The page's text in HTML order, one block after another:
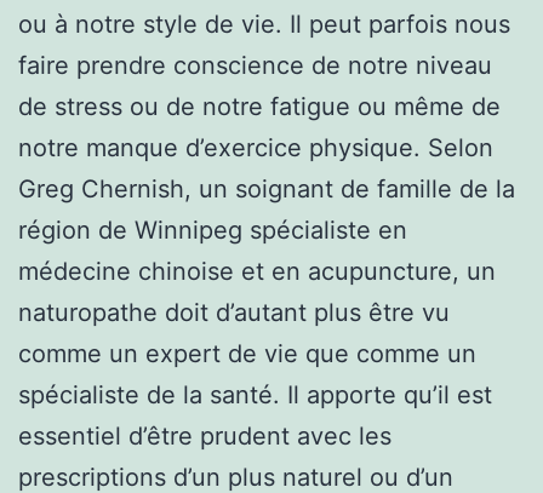
ou à notre style de vie. Il peut parfois nous
faire prendre conscience de notre niveau
de stress ou de notre fatigue ou même de
notre manque d’exercice physique. Selon
Greg Chernish, un soignant de famille de la
région de Winnipeg spécialiste en
médecine chinoise et en acupuncture, un
naturopathe doit d’autant plus être vu
comme un expert de vie que comme un
spécialiste de la santé. Il apporte qu’il est
essentiel d’être prudent avec les
prescriptions d’un plus naturel ou d’un